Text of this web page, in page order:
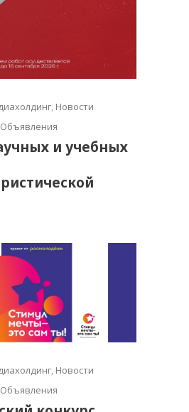
, Новости
Объявления
и учебных
, Новости
Объявления